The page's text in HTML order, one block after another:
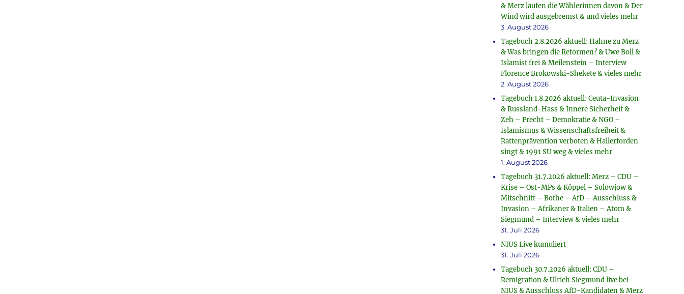
& Merz laufen die Wählerinnen davon & Der
Wind wird ausgebremst & und vieles mehr
3. August 2026
Tagebuch 2.8.2026 aktuell: Hahne zu Merz
& Was bringen die Reformen? & Uwe Boll &
Islamist frei & Meilenstein – Interview
Florence Brokowski-Shekete & vieles mehr
2. August 2026
Tagebuch 1.8.2026 aktuell: Ceuta-Invasion
& Russland-Hass & Innere Sicherheit &
Zeh – Precht – Demokratie & NGO –
Islamismus & Wissenschaftsfreiheit &
Rattenprävention verboten & Hallerforden
singt & 1991 SU weg & vieles mehr
1. August 2026
Tagebuch 31.7.2026 aktuell: Merz – CDU –
Krise – Ost-MPs & Köppel – Solowjow &
Mitschnitt – Bothe – AfD – Ausschluss &
Invasion – Afrikaner & Italien – Atom &
Siegmund – Interview & vieles mehr
31. Juli 2026
NIUS Live kumuliert
31. Juli 2026
Tagebuch 30.7.2026 aktuell: CDU –
Remigration & Ulrich Siegmund live bei
NIUS & Ausschluss AfD-Kandidaten & Merz